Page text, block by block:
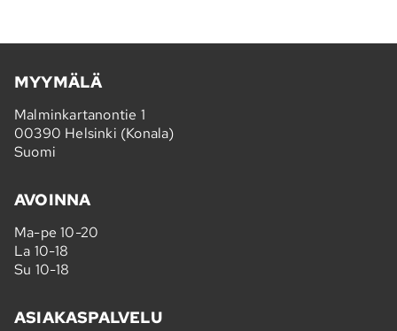
MYYMÄLÄ
Malminkartanontie 1
00390 Helsinki (Konala)
Suomi
AVOINNA
Ma-pe 10-20
La 10-18
Su 10-18
ASIAKASPALVELU